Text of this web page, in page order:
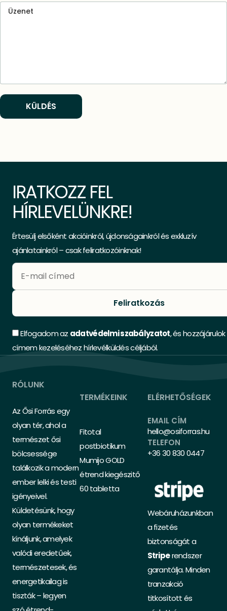
KÜLDÉS
IRATKOZZ FEL
HÍRLEVELÜNKRE!
Értesülj elsőként akcióinkról, újdonságainkról és exkluzív
ajánlatainkról – csak feliratkozóinknak!
Feliratkozás
Elfogadom az adatvédelmi szabályzatot, és
címem kezeléséhez hírlevélküldés céljából.
RÓLUNK
Az Ősi Forrás egy
olyan tér, ahol a
természet ősi
bölcsessége
találkozik a modern
ember lelki és testi
igényeivel.
Küldetésünk, hogy
olyan termékeket
kínáljunk, amelyek
valódi eredetűek,
természetesek, és
energetikailag is
tiszták – legyen
TERMÉKEINK
Fitotal
postbiotikum
Mumijo GOLD
étrend kiegészitő
60 tabletta
ELÉRHETŐSÉGEK
EMAIL CÍM
hello@osiforras.hu
TELEFON
+36 30 830 0447
Webáruházunkban
a fizetés
biztonságát a
Striperendszer
garantálja. Minden
tranzakció
titkosított és